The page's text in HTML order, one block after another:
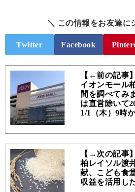
＼ この情報をお友達に
Twitter Facebook
【←前の記事】
イオンモール
間を調べてみ
は直営除いて
1/1（木）9時
【→次の記事】
柏レイソル渡
献、こども食
収益を活用し